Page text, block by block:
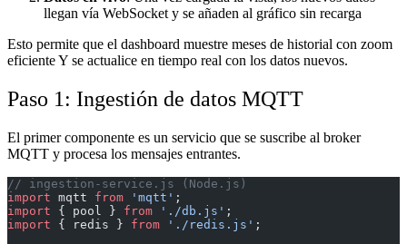
llegan vía WebSocket y se añaden al gráfico sin recarga
Esto permite que el dashboard muestre meses de historial con zoom
eficiente Y se actualice en tiempo real con los datos nuevos.
Paso 1: Ingestión de datos MQTT
El primer componente es un servicio que se suscribe al broker
MQTT y procesa los mensajes entrantes.
// ingestion-service.js (Node.js)
import mqtt from 'mqtt' ;
import { pool } from './db.js' ;
import { redis } from './redis.js' ;